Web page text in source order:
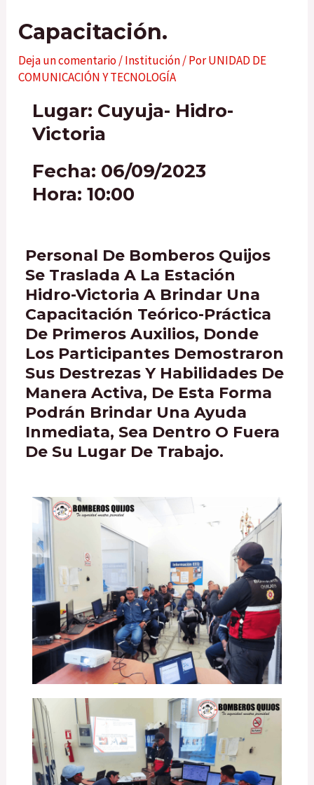
Capacitación.
Deja un comentario/Institución/ PorUNIDAD DE
COMUNICACIÓN Y TECNOLOGÍA
Lugar: Cuyuja- Hidro-
Victoria
Fecha: 06/09/2023
Hora: 10:00
Personal De Bomberos Quijos
Se Traslada A La Estación
Hidro-Victoria A Brindar Una
Capacitación Teórico-Práctica
De Primeros Auxilios, Donde
Los Participantes Demostraron
Sus Destrezas Y Habilidades De
Manera Activa, De Esta Forma
Podrán Brindar Una Ayuda
Inmediata, Sea Dentro O Fuera
De Su Lugar De Trabajo.